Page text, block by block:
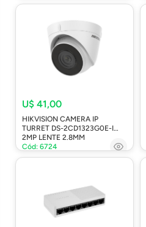
U$ 41,00
HIKVISION CAMERA IP
TURRET DS-2CD1323G0E-I
2MP LENTE 2.8MM
Cód: 6724